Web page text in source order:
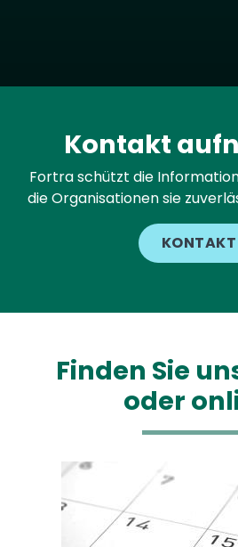
Kontakt
Fortra schützt die
die Organisationen sie
KONTAKT
Finden Sie
oder